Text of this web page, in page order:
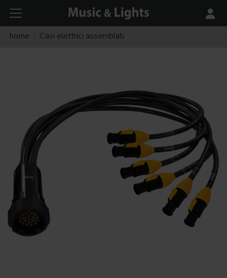
home Cavi elettrici assemblati